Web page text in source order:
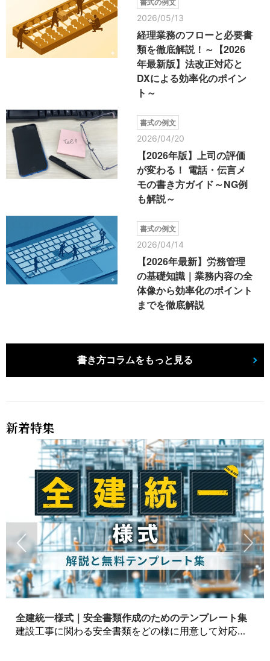
2026/05/13
経理業務のフローと必要書
類を徹底解説！～【2026
年最新版】法改正対応と
DXによる効率化のポイン
ト～
書式の例文
2026/04/20
【2026年版】上司の評価
が変わる！ 電話・伝言メ
モの書き方ガイド～NG例
も解説～
書式の例文
2026/04/14
【2026年最新】労務管理
の基礎知識｜業務内容の全
体像から効率化のポイント
までを徹底解説
書き方コラムをもっと見る
新着特集
全建統一様式｜安全書類作成のためのテンプレート集
建設工事に関わる安全書類をどの様に用意して対応するか？関連書式テンプレートから書き方の注意点などの役立つコラムをbizoceanがお届けします。